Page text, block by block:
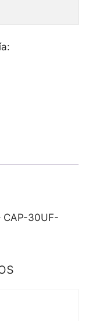
CAP-30UF-